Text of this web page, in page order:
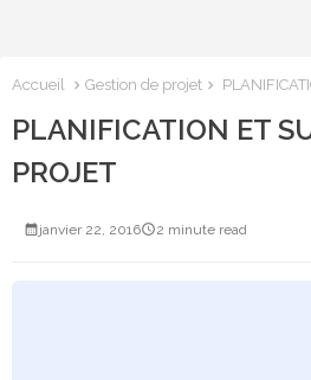
Accueil Gestion de projet
PLANIFICATION ET
PROJET
janvier 22, 2016 2 minute read